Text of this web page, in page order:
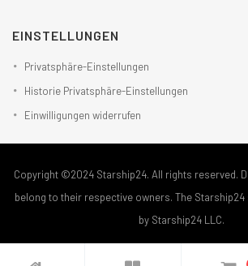
EINSTELLUNGEN
Privatsphäre-Einstellungen
Historie Privatsphäre-Einstellungen
Einwilligungen widerrufen
Copyright ©2024 Starship24. All rights reserved.
belong to their respective owners. The
by Starship24 LLC.